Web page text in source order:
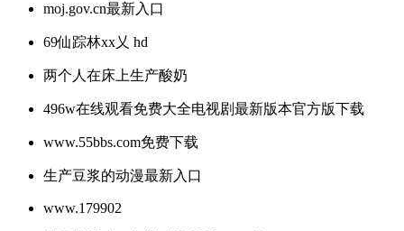
moj.gov.cn最新入口
69仙踪林xx乂 hd
两个人在床上生产酸奶
496w在线观看免费大全电视剧最新版本官方版下载
www.55bbs.com免费下载
生产豆浆的动漫最新入口
www.179902